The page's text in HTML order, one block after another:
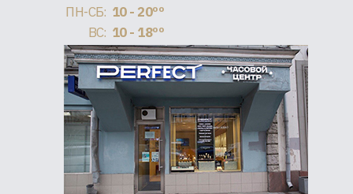
ПН-СБ: 10 - 20ºº
ВС: 10 - 18ºº